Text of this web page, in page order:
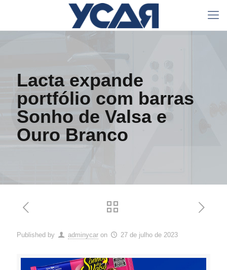
Lacta expande
portfólio com barras
Sonho de Valsa e
Ouro Branco
Published by adminycar on 27 de julho de 2023